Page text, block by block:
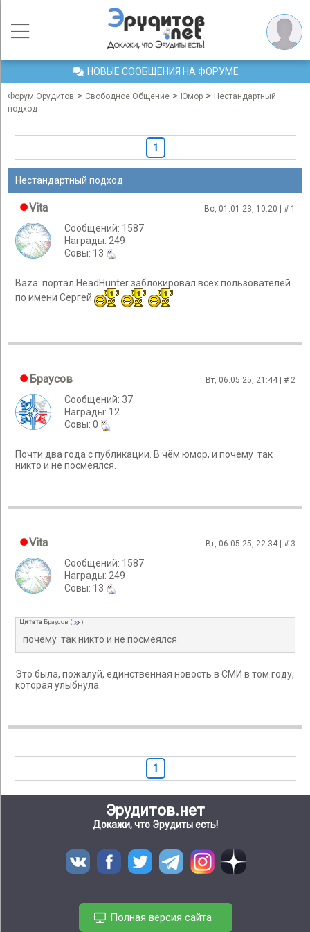
НОВЫЕ СООБЩЕНИЯ НА ФОРУМЕ
Форум Эрудитов > Свободное Общение > Юмор > Нестандартный
подход
1
Нестандартный подход
Vita Вс, 01.01.23, 10:20 | # 1
Сообщений: 1587
Награды: 249
Cовы: 13
Baza: портал HeadHunter заблокировал всех пользователей
по имени Сергей
Браусов Вт, 06.05.25, 21:44 | # 2
Сообщений: 37
Награды: 12
Cовы: 0
Почти два года с публикации. В чём юмор, и почему так
никто и не посмеялся.
Vita Вт, 06.05.25, 22:34 | # 3
Сообщений: 1587
Награды: 249
Cовы: 13
Цитата Браусов ( )
почему так никто и не посмеялся
Это была, пожалуй, единственная новость в СМИ в том году,
которая улыбнула.
1
Эрудитов.нет
Докажи, что Эрудиты есть!
Полная версия сайта